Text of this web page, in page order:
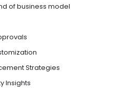
of business model
Strategies
Insights